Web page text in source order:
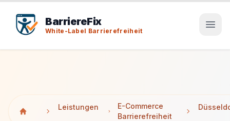
BarriereFix
White-Label Barrierefreiheit
Leistungen
E-Commerce
Barrierefreiheit